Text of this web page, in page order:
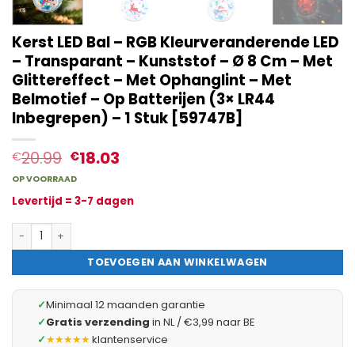
Kerst LED Bal – RGB Kleurveranderende LED
– Transparant – Kunststof – Ø 8 Cm – Met
Glittereffect – Met Ophanglint – Met
Belmotief – Op Batterijen (3× LR44
Inbegrepen) – 1 Stuk [59747B]
€20.99 €18.03
OP VOORRAAD
Levertijd = 3-7 dagen
Kerst LED Bal – RGB Kleurveranderende LED – Transparant
TOEVOEGEN AAN WINKELWAGEN
✓Minimaal 12 maanden garantie
✓Gratis verzending in NL / €3,99 naar BE
✓★★★★★klantenservice